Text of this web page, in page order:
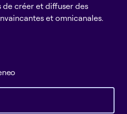
créer et diffuser des
et omnicanales.